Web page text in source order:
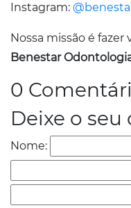
Instagram:
Nossa missão é fazer
Benestar
0
Deixe o
Nome: